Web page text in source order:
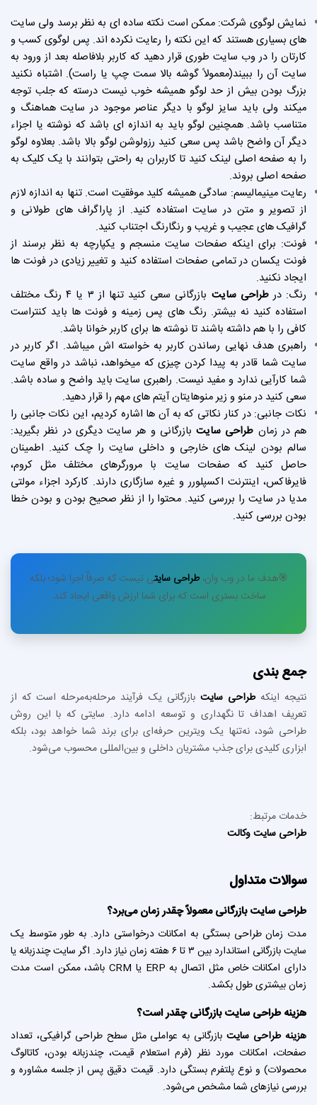
نمایش لوگوی شرکت: ممکن است نکته ساده ای به نظر برسد ولی سایت
های بسیاری هستند که این نکته را رعایت نکرده اند. پس لوگوی کسب و
کارتان را در وب سایت طوری قرار دهید که کاربر بلافاصله بعد از ورود به
سایت آن را ببیند(معمولاً گوشه بالا سمت چپ یا راست). اشتباه نکنید
بزرگ بودن بیش از حد لوگو همیشه خوب نیست درسته که جلب توجه
میکند ولی باید سایز لوگو با دیگر عناصر موجود در سایت هماهنگ و
متناسب باشد. همچنین لوگو باید به اندازه ای باشد که نوشته یا اجزاء
دیگر آن واضح باشد پس سعی کنید رزولوشن لوگو بالا باشد. بعلاوه لوگو
را به صفحه اصلی لینک کنید تا کاربران به راحتی بتوانند با یک کلیک به
صفحه اصلی بروند.
رعایت مینیمالیسم: سادگی همیشه کلید موفقیت است. تنها به اندازه لازم
از تصویر و متن در سایت استفاده کنید. از پاراگراف های طولانی و
گرافیک های عجیب و غریب و رنگارنگ اجتناب کنید.
فونت: برای اینکه صفحات سایت منسجم و یکپارچه به نظر برسند از
فونت یکسان در تمامی صفحات استفاده کنید و تغییر زیادی در فونت ها
ایجاد نکنید.
رنگ: درطراحی سایت
بازرگانی سعی کنید تنها از ۳ یا ۴ رنگ مختلف
استفاده کنید نه بیشتر. رنگ های پس زمینه و فونت ها باید کنتراست
کافی را با هم داشته باشند تا نوشته ها برای کاربر خوانا باشد.
راهبری هدف نهایی رساندن کاربر به خواسته اش میباشد. اگر کاربر در
سایت شما قادر به پیدا کردن چیزی که میخواهد، نباشد در واقع سایت
شما کارآیی ندارد و مفید نیست. راهبری سایت باید واضح و ساده باشد.
سعی کنید در منو و زیر منوهایتان آیتم های مهم را قرار دهید.
نکات جانبی: در کنار نکاتی که به آن ها اشاره کردیم، این نکات جانبی را
هم در زمان طراحی سایت بازرگانی و هر سایت دیگری در نظر بگیرید:
سالم بودن لینک های خارجی و داخلی سایت را چک کنید. اطمینان
حاصل کنید که صفحات سایت با مرورگرهای مختلف مثل کروم،
فایرفاکس، اینترنت اکسپلورر و غیره سازگاری دارند. کارکرد اجزاء مولتی
مدیا در سایت را بررسی کنید. محتوا را از نظر صحیح بودن و بودن خطا
بودن بررسی کنید.
🎯هدف ما در وب‌ وان،طراحی سایتی نیست که صرفاً اجرا شود؛ بلکه
ساخت بستری است که برای شما ارزش واقعی ایجاد کند.
جمع بندی
نتیجه اینکهطراحی سایت بازرگانی یک فرآیند مرحله‌به‌مرحله است که از
تعریف اهداف تا نگهداری و توسعه ادامه دارد. سایتی که با این روش
طراحی شود، نه‌تنها یک ویترین حرفه‌ای برای برند شما خواهد بود، بلکه
ابزاری کلیدی برای جذب مشتریان داخلی و بین‌المللی محسوب می‌شود.
خدمات مرتبط:
طراحی سایت وکالت
سوالات متداول
طراحی سایتبازرگانی معمولاً چقدر زمان می‌برد؟
مدت زمان طراحی بستگی به امکانات درخواستی دارد. به طور متوسط یک
سایت بازرگانی استاندارد بین ۳ تا ۶ هفته زمان نیاز دارد. اگر سایت چندزبانه یا
دارای امکانات خاص مثل اتصال به ERP یا CRM باشد، ممکن است مدت
زمان بیشتری طول بکشد.
هزینه طراحی سایتبازرگانی چقدر است؟
هزینه طراحی سایتبازرگانی به عواملی مثل سطح طراحی گرافیکی، تعداد
صفحات، امکانات مورد نظر (فرم استعلام قیمت، چندزبانه بودن، کاتالوگ
محصولات) و نوع پلتفرم بستگی دارد. قیمت دقیق پس از جلسه مشاوره و
بررسی نیازهای شما مشخص می‌شود.